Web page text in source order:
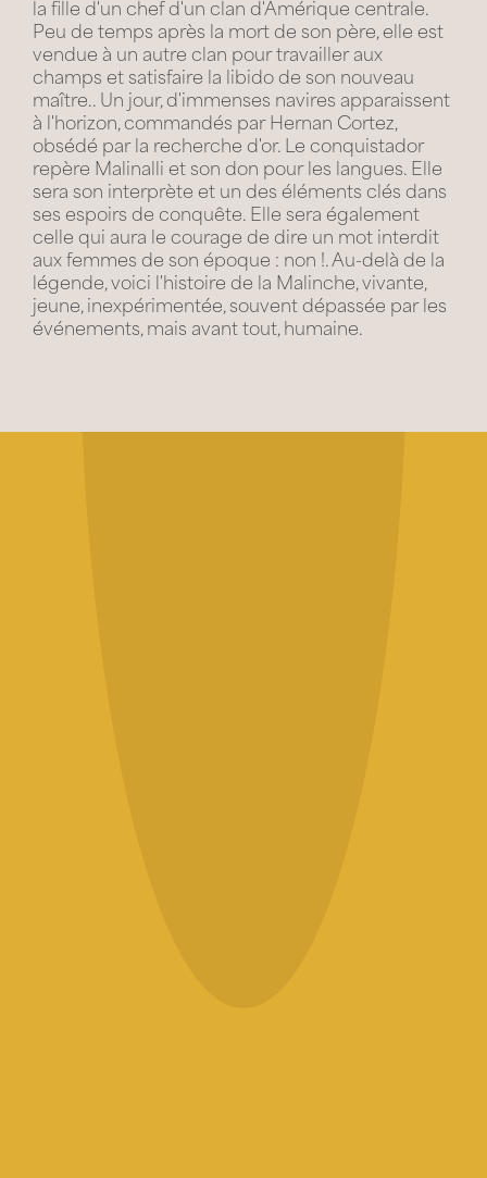
la fille d'un chef d'un clan d'Amérique centrale.
Peu de temps après la mort de son père, elle est
vendue à un autre clan pour travailler aux
champs et satisfaire la libido de son nouveau
maître.. Un jour, d'immenses navires apparaissent
à l'horizon, commandés par Hernan Cortez,
obsédé par la recherche d'or. Le conquistador
repère Malinalli et son don pour les langues. Elle
sera son interprète et un des éléments clés dans
ses espoirs de conquête. Elle sera également
celle qui aura le courage de dire un mot interdit
aux femmes de son époque : non !. Au-delà de la
légende, voici l'histoire de la Malinche, vivante,
jeune, inexpérimentée, souvent dépassée par les
événements, mais avant tout, humaine.